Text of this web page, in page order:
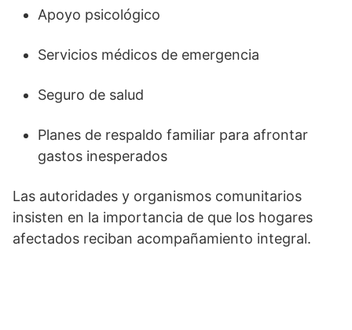
Apoyo psicológico
Servicios médicos de emergencia
Seguro de salud
Planes de respaldo familiar para afrontar
gastos inesperados
Las autoridades y organismos comunitarios
insisten en la importancia de que los hogares
afectados reciban acompañamiento integral.